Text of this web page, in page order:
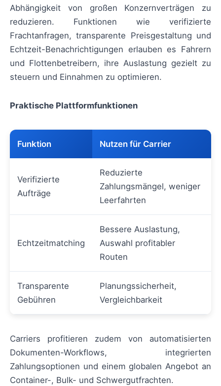
Abhängigkeit von großen Konzernverträgen zu
reduzieren. Funktionen wie verifizierte
Frachtanfragen, transparente Preisgestaltung und
Echtzeit-Benachrichtigungen erlauben es Fahrern
und Flottenbetreibern, ihre Auslastung gezielt zu
steuern und Einnahmen zu optimieren.
Praktische Plattformfunktionen
Funktion Nutzen für Carrier
Verifizierte
Aufträge
Reduzierte
Zahlungsmängel, weniger
Leerfahrten
Echtzeitmatching
Bessere Auslastung,
Auswahl profitabler
Routen
Transparente
Gebühren
Planungssicherheit,
Vergleichbarkeit
Carriers profitieren zudem von automatisierten
Dokumenten-Workflows, integrierten
Zahlungsoptionen und einem globalen Angebot an
Container-, Bulk- und Schwergutfrachten.